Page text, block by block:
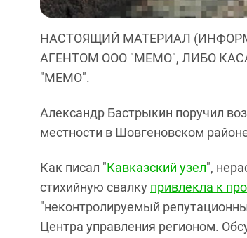
НАСТОЯЩИЙ МАТЕРИАЛ
АГЕНТОМ ООО "МЕМО", ЛИБО
"МЕМО".
Александр Бастрыкин поручил
местности в Шовгеновском
Как писал "Кавказский узел",
стихийную свалку привлекла к
"неконтролируемый
Центра управления регионом.